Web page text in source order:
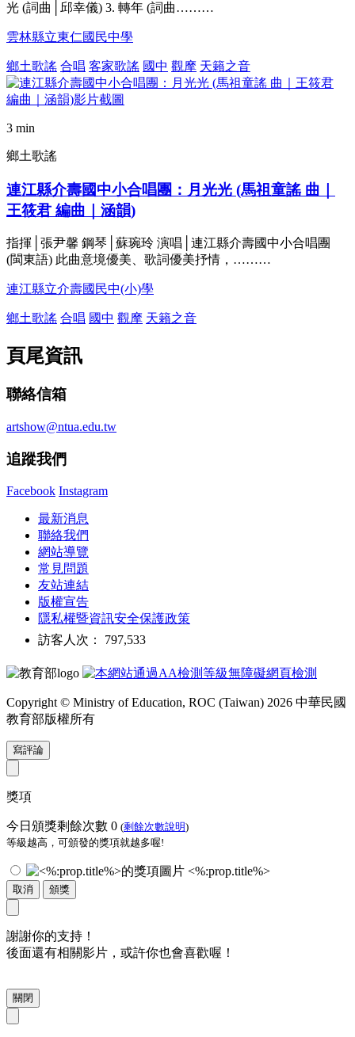
光 (詞曲│邱幸儀) 3. 轉年 (詞曲………
雲林縣立東仁國民中學
鄉土歌謠 合唱 客家歌謠 國中 觀摩 天籟之音
3 min
鄉土歌謠
連江縣介壽國中小合唱團：月光光 (馬祖童謠 曲｜
王筱君 編曲｜涵韻)
指揮│張尹馨 鋼琴│蘇琬玲 演唱│連江縣介壽國中小合唱團
(閩東語) 此曲意境優美、歌詞優美抒情，………
連江縣立介壽國民中(小)學
鄉土歌謠 合唱 國中 觀摩 天籟之音
頁尾資訊
聯絡信箱
artshow@ntua.edu.tw
追蹤我們
Facebook Instagram
最新消息
聯絡我們
網站導覽
常見問題
友站連結
版權宣告
隱私權暨資訊安全保護政策
訪客人次： 797,533
Copyright © Ministry of Education, ROC (Taiwan) 2026 中華民國
教育部版權所有
寫評論
獎項
今日頒獎剩餘次數 0 (剩餘次數說明)
等級越高，可頒發的獎項就越多喔!
<%:prop.title%>
取消 頒獎
謝謝你的支持！
後面還有相關影片，或許你也會喜歡喔！
關閉